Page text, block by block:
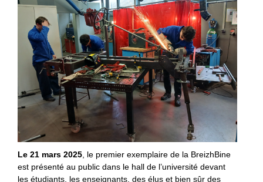
Le 21 mars 2025 , le premier exemplaire de la BreizhBine
est présenté au public dans le hall de l’université devant
les étudiants, les enseignants, des élus et bien sûr des